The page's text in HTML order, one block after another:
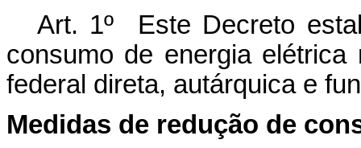
Art. 1º Este Decreto
consumo de energia
federal direta, autárquica e
Medidas de redução de